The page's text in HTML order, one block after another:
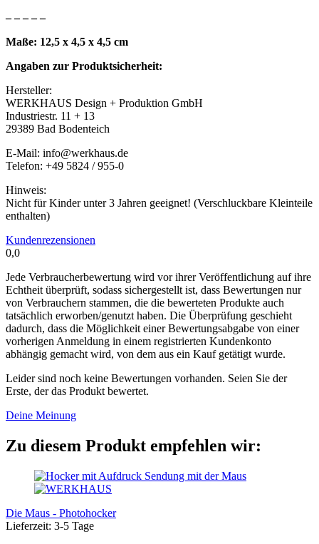
– – – – –
Maße: 12,5 x 4,5 x 4,5 cm
Angaben zur Produktsicherheit:
Hersteller:
WERKHAUS Design + Produktion GmbH
Industriestr. 11 + 13
29389 Bad Bodenteich
E-Mail: info@werkhaus.de
Telefon: +49 5824 / 955-0
Hinweis:
Nicht für Kinder unter 3 Jahren geeignet! (Verschluckbare Kleinteile
enthalten)
Kundenrezensionen
0,0
Jede Verbraucherbewertung wird vor ihrer Veröffentlichung auf ihre
Echtheit überprüft, sodass sichergestellt ist, dass Bewertungen nur
von Verbrauchern stammen, die die bewerteten Produkte auch
tatsächlich erworben/genutzt haben. Die Überprüfung geschieht
dadurch, dass die Möglichkeit einer Bewertungsabgabe von einer
vorherigen Anmeldung in einem registrierten Kundenkonto
abhängig gemacht wird, von dem aus ein Kauf getätigt wurde.
Leider sind noch keine Bewertungen vorhanden. Seien Sie der
Erste, der das Produkt bewertet.
Deine Meinung
Zu diesem Produkt empfehlen wir:
Die Maus - Photohocker
Lieferzeit: 3-5 Tage